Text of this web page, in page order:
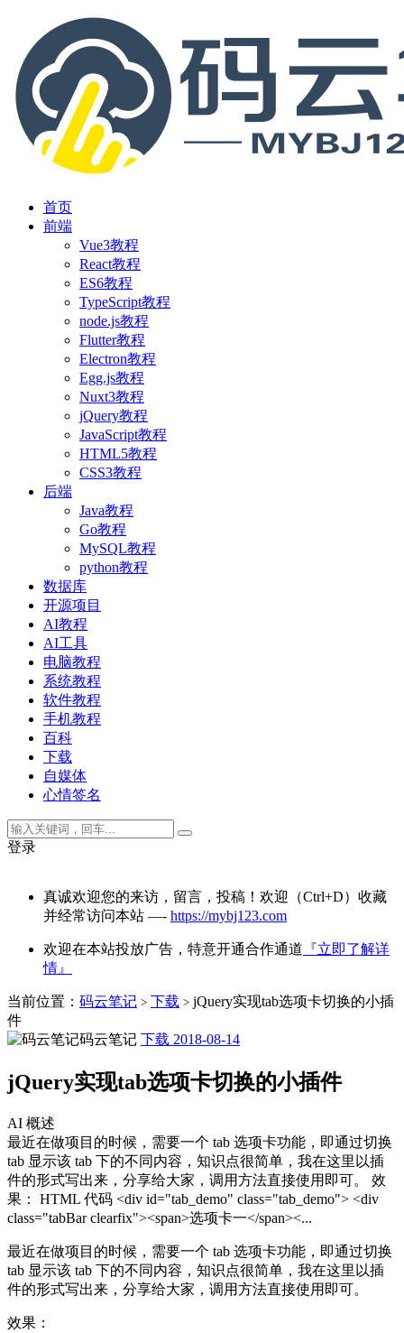
首页
前端
Vue3教程
React教程
ES6教程
TypeScript教程
node.js教程
Flutter教程
Electron教程
Egg.js教程
Nuxt3教程
jQuery教程
JavaScript教程
HTML5教程
CSS3教程
后端
Java教程
Go教程
MySQL教程
python教程
数据库
开源项目
AI教程
AI工具
电脑教程
系统教程
软件教程
手机教程
百科
下载
自媒体
心情签名
登录
真诚欢迎您的来访，留言，投稿！欢迎（Ctrl+D）收藏
并经常访问本站 —- https://mybj123.com
欢迎在本站投放广告，特意开通合作通道 『立即了解详
情』
当前位置： 码云笔记 > 下载 > jQuery实现tab选项卡切换的小插
件
码云笔记 下载 2018-08-14
jQuery实现tab选项卡切换的小插件
AI 概述
最近在做项目的时候，需要一个 tab 选项卡功能，即通过切换
tab 显示该 tab 下的不同内容，知识点很简单，我在这里以插
件的形式写出来，分享给大家，调用方法直接使用即可。 效
果： HTML 代码 <div id="tab_demo" class="tab_demo"> <div
class="tabBar clearfix"><span>选项卡一</span><...
最近在做项目的时候，需要一个 tab 选项卡功能，即通过切换
tab 显示该 tab 下的不同内容，知识点很简单，我在这里以插
件的形式写出来，分享给大家，调用方法直接使用即可。
效果：